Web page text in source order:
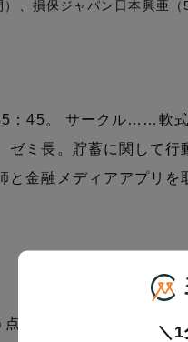
、損保ジャパン日本興亜（
：45。 サークル……軟式
ミ長。貯蓄に関して行
金融メディアアプリを
。家庭教師の経験もさ＼